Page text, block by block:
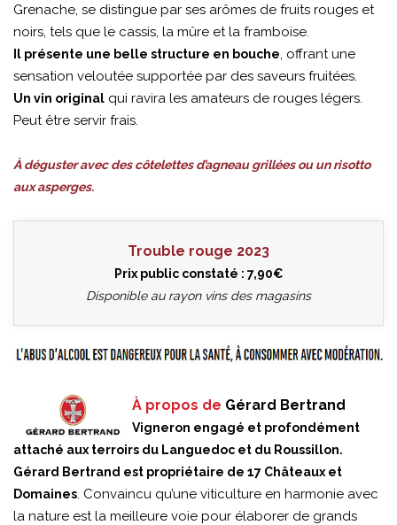
Grenache, se distingue par ses arômes de fruits rouges et
noirs, tels que le cassis, la mûre et la framboise.
Il présente une belle structure en bouche, offrant une
sensation veloutée supportée par des saveurs fruitées.
Un vin original qui ravira les amateurs de rouges légers.
Peut être servir frais.
À déguster avec des côtelettes d’agneau grillées ou un risotto
aux asperges.
Trouble rouge 2023
Prix public constaté : 7,90€
Disponible au rayon vins des magasins
À propos de Gérard Bertrand
Vigneron engagé et profondément
attaché aux terroirs du Languedoc et du Roussillon.
Gérard Bertrand est propriétaire de 17 Châteaux et
Domaines. Convaincu qu’une viticulture en harmonie avec
la nature est la meilleure voie pour élaborer de grands